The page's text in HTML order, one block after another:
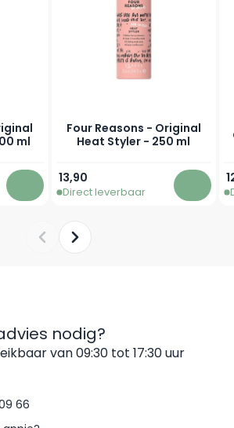
ml
In winkelwagen
Four Reasons - Original
Heat Styler - 250 ml
13,90
Direct leverbaar In
nodig?
van 09:30 tot 17:30 uur
66